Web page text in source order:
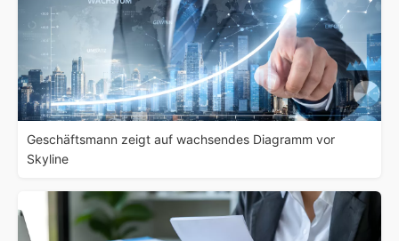
Geschäftsmann zeigt auf wachsendes Diagramm vor
Skyline